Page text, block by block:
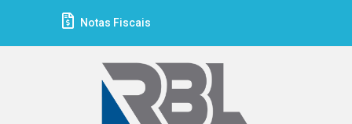
Notas Fiscais